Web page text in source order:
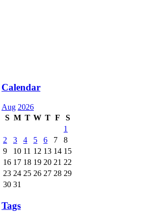
Calendar
Aug 2026
S M T W T F
S
1
2
3 4 5 6 7
8
9
10 11 12 13 14 15
16 17 18 19 20 21 22
23 24 25 26 27 28 29
30 31
Tags